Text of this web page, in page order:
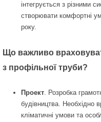
інтегрується з різними
створювати комфортні
року.
Що важливо
з профільної труби?
Проект. Розробка
будівництва. Необхідно
кліматичні умови та